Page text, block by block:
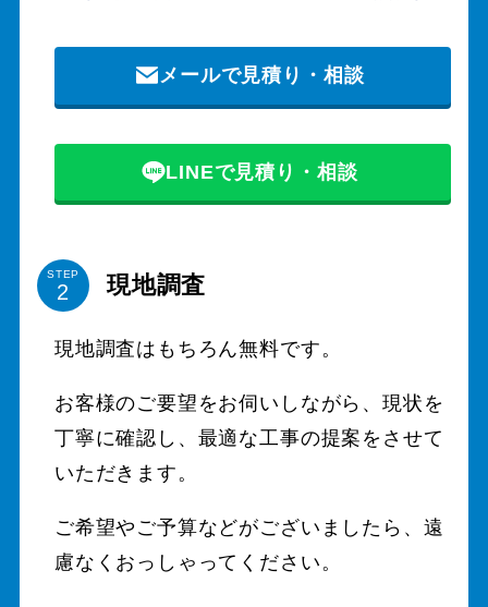
メールで見積り・相談
LINEで見積り・相談
STEP 現地調査
現地調査はもちろん無料です。
お客様のご要望をお伺いしながら、現状を
丁寧に確認し、最適な工事の提案をさせて
いただきます。
ご希望やご予算などがございましたら、遠
慮なくおっしゃってください。